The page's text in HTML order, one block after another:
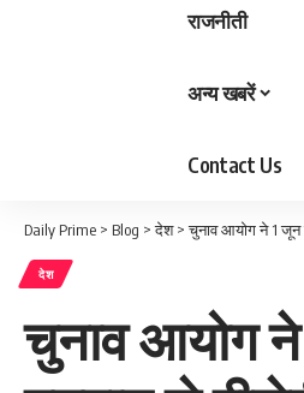
राजनीती
अन्य खबरें
Contact Us
Daily Prime > Blog >देश>चुनाव आयोग ने 1 जून तक मतदान से
देश
चुनाव आयोग